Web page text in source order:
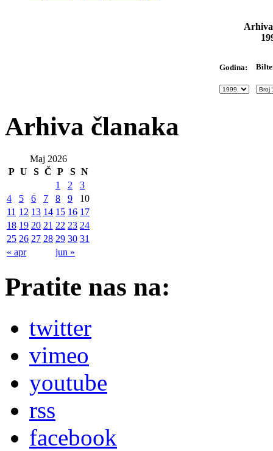
Godina:
Arhiva članaka
Maj 2026
P U S Č P S N
« apr jun »
1 2
3
4
5 6 7 8 9
10
11 12 13 14 15 16 17
18 19 20 21 22 23 24
25 26 27 28 29 30 31
Pratite nas na:
twitter
vimeo
youtube
rss
facebook